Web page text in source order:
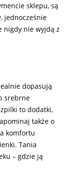
sklepu, są
jednocześnie
nigdy nie wyjdą z
dopasują
srebrne
to dodatki,
także o
komfortu
Tania
– gdzie ją